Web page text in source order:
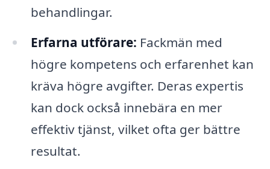
behandlingar.
Erfarna utförare: Fackmän med
högre kompetens och erfarenhet kan
kräva högre avgifter. Deras expertis
kan dock också innebära en mer
effektiv tjänst, vilket ofta ger bättre
resultat.